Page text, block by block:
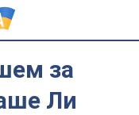
за
Ли